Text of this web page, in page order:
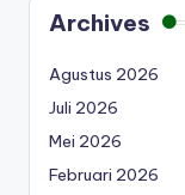
Archives
Agustus 2026
Juli 2026
Mei 2026
Februari 2026